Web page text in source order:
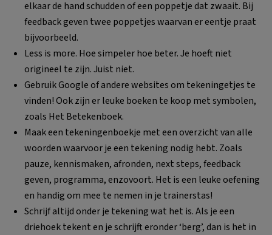
elkaar de hand schudden of een poppetje dat zwaait. Bij
feedback geven twee poppetjes waarvan er eentje praat
bijvoorbeeld.
Less is more. Hoe simpeler hoe beter. Je hoeft niet
origineel te zijn. Juist niet.
Gebruik Google of andere websites om tekeningetjes te
vinden! Ook zijn er leuke boeken te koop met symbolen,
zoals Het Betekenboek.
Maak een tekeningenboekje met een overzicht van alle
woorden waarvoor je een tekening nodig hebt. Zoals
pauze, kennismaken, afronden, next steps, feedback
geven, programma, enzovoort. Het is een leuke oefening
en handig om mee te nemen in je trainerstas!
Schrijf altijd onder je tekening wat het is. Als je een
driehoek tekent en je schrijft eronder ‘berg’, dan is het in